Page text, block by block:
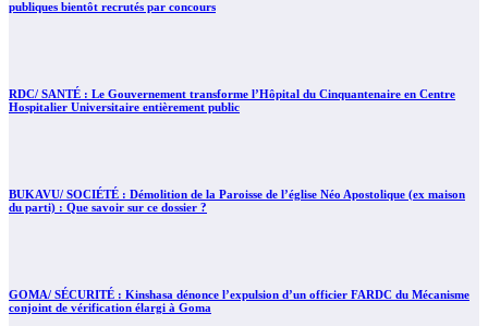
publiques bientôt recrutés par concours
RDC/ SANTÉ : Le Gouvernement transforme l’Hôpital du Cinquantenaire en Centre
Hospitalier Universitaire entièrement public
BUKAVU/ SOCIÉTÉ : Démolition de la Paroisse de l’église Néo Apostolique (ex maison
du parti) : Que savoir sur ce dossier ?
GOMA/ SÉCURITÉ : Kinshasa dénonce l’expulsion d’un officier FARDC du Mécanisme
conjoint de vérification élargi à Goma